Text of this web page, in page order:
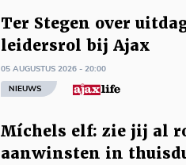
Ter Stegen over
leidersrol bij Ajax
05 AUGUSTUS 2026 - 20:00
NIEUWS
Míchels elf: zie jij al
aanwinsten in